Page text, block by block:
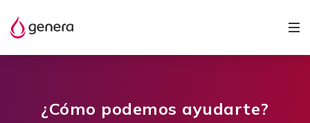
¿Cómo podemos ayudarte?